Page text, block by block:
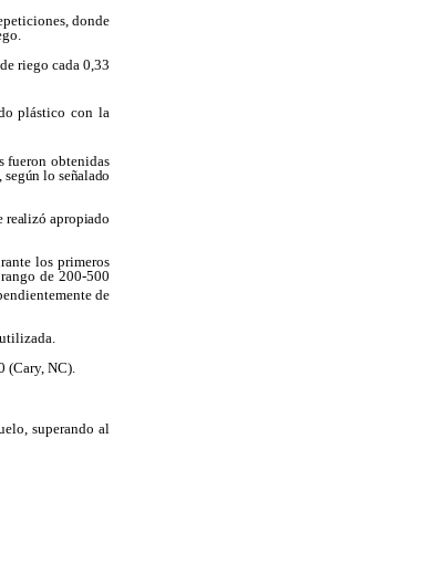
donde
riego cada 0,33
plástico con la
fueron obtenidas
según lo señalado
realizó apropiado
los primeros
de 200-500
de
(Cary, NC).
superando al